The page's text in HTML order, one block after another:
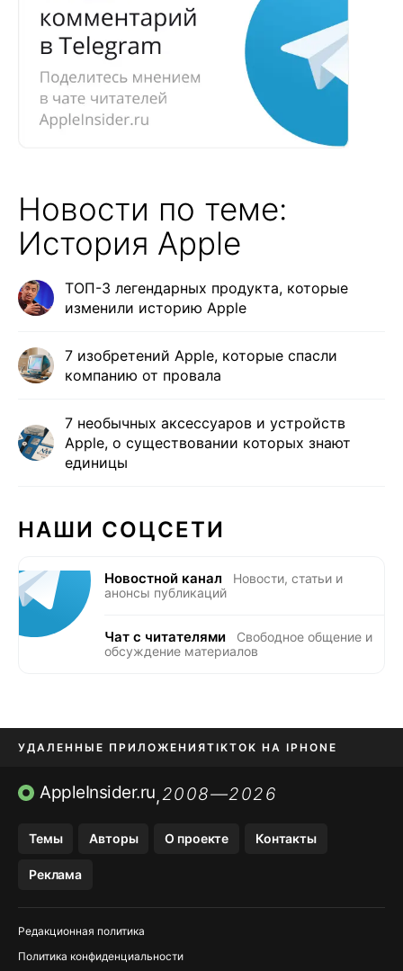
Новости по теме:
История Apple
ТОП-3 легендарных продукта, которые
изменили историю Apple
7 изобретений Apple, которые спасли
компанию от провала
7 необычных аксессуаров и устройств
Apple, о существовании которых знают
единицы
НАШИ СОЦСЕТИ
Новостной канал
Новости, статьи и
анонсы публикаций
Чат с читателями
Свободное общение и
обсуждение материалов
УДАЛЕННЫЕ ПРИЛОЖЕНИЯTIKTOK НА IPHONE
ПРИЛОЖЕНИЯ БЕЗ APP STORE
AppleInsider.ru,2008—2026
Темы Авторы О проекте Контакты
Реклама
Редакционная политика
Политика конфиденциальности